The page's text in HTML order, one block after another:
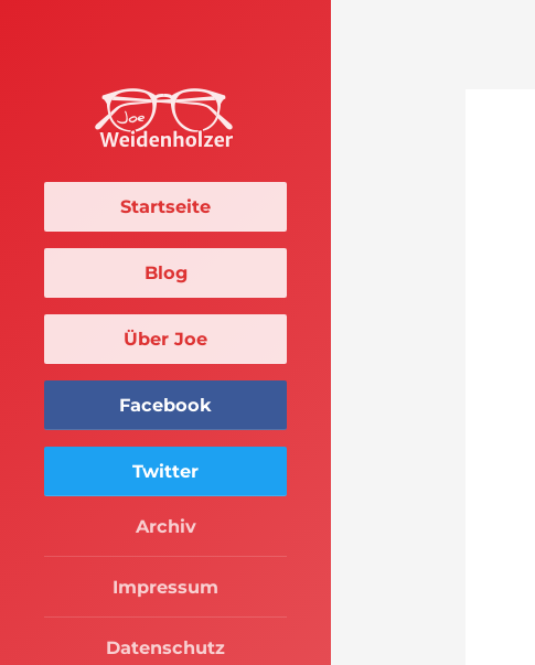
Startseite
Blog
Über Joe
Facebook
Twitter
Archiv
Impressum
Datenschutz